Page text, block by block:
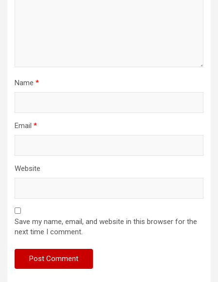
Name *
Email *
Website
Save my name, email, and website in this browser for the
next time I comment.